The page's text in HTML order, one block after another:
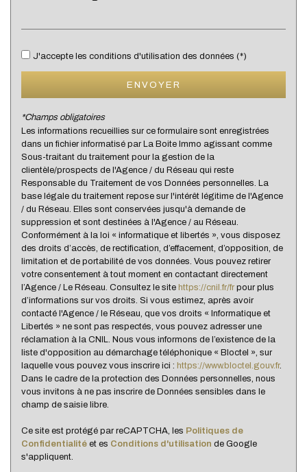
statistiques
Nombre d'habitants
21 707
Propriétaires (vs. locataires)
Taxe habitation
19,92 %
Taxe foncière
Habitants de moins de 25 ans
28,90 %
Habitants de 25 à 55 ans
36,29 %
Habitants de plus de 55 ans
34,81 %
Nombre d'enfants par famille
Familles sans enfant
47,25 %
Familles avec 1 ou 2 enfants
Maisons
26,02 %
Appartements
73,98 %
J'accepte les conditions d'utilisation des données (*)
ENVOYER
*Champs obligatoires
Les informations recueillies sur ce formulaire sont enregistrées
dans un fichier informatisé par La Boite Immo agissant comme
Sous-traitant du traitement pour la gestion de la
clientèle/prospects de l'Agence / du Réseau qui reste
Responsable du Traitement de vos Données personnelles. La
base légale du traitement repose sur l'intérêt légitime de l'Agence
/ du Réseau. Elles sont conservées jusqu'à demande de
suppression et sont destinées à l'Agence / au Réseau.
Conformément à la loi « informatique et libertés », vous disposez
des droits d’accès, de rectification, d’effacement, d’opposition, de
limitation et de portabilité de vos données. Vous pouvez retirer
votre consentement à tout moment en contactant directement
l’Agence / Le Réseau. Consultez le site https://cnil.fr/fr pour plus
d’informations sur vos droits. Si vous estimez, après avoir
contacté l'Agence / le Réseau, que vos droits « Informatique et
Libertés » ne sont pas respectés, vous pouvez adresser une
réclamation à la CNIL. Nous vous informons de l’existence de la
liste d'opposition au démarchage téléphonique « Bloctel », sur
laquelle vous pouvez vous inscrire ici : https://www.bloctel.gouv.fr.
Dans le cadre de la protection des Données personnelles, nous
vous invitons à ne pas inscrire de Données sensibles dans le
champ de saisie libre.
Ce site est protégé par reCAPTCHA, les Politiques de
Confidentialité et es Conditions d'utilisation de Google
s'appliquent.